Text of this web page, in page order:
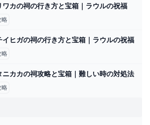
ワカの祠の行き方と宝箱｜ラウルの祝福
略
イヒガの祠の行き方と宝箱｜ラウルの祝福
略
ニカカの祠攻略と宝箱｜難しい時の対処法
略